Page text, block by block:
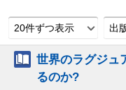
20件ずつ表示 出
世界のラグジュ
るのか?